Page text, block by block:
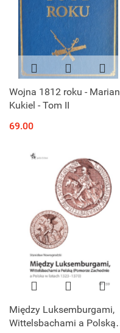
Wojna 1812 roku - Marian
Kukiel - Tom II
69.00
Między Luksemburgami,
Wittelsbachami a Polską